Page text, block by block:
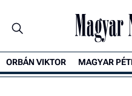
ORBÁN VIKTOR MAGYAR